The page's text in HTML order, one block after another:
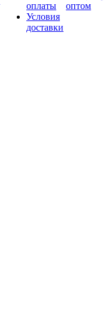
оплаты
Условия
доставки
оптом